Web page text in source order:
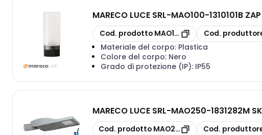
MARECO LUCE SRL-MAO100-1310101B ZAP
copia
Cod. prodotto MAO100-1310101B
copia
Cod.
Materiale del corpo: Plastica
Colore del corpo: Nero
Grado di protezione (IP): IP55
MARECO LUCE SRL-MAO250-1831282M
copia
Cod. prodotto MAO250-1831282M
copia
Cod.